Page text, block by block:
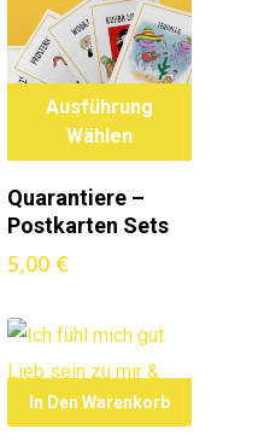
Ausführung
Wählen
Quarantiere –
Postkarten Sets
5,00 €
In Den Warenkorb